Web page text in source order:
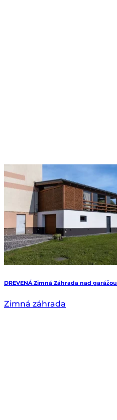
DREVENÁ Zimná Záhrada nad garážou
Zimná záhrada